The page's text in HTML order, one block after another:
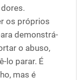
os próprios
demonstrá-
o abuso,
lo parar. É
mas é